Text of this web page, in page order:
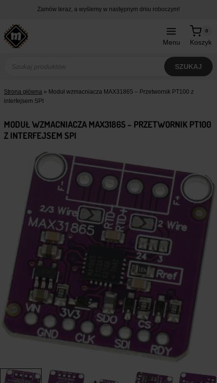
treści
Zamów teraz, a wyślemy w następnym dniu roboczym!
Menu Koszyk
0
produktów
SZUKAJ
Strona główna » Moduł wzmacniacza MAX31865 – Przetwornik PT100 z
interfejsem SPI
MODUŁ WZMACNIACZA MAX31865 – PRZETWORNIK PT100
Z INTERFEJSEM SPI